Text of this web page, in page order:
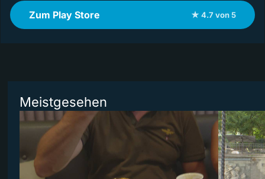
Zum Play Store ★ 4.7 von 5
Meistgesehen